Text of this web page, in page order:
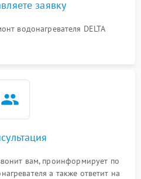
заявку
водонагревателя DELTA
вам, проинформирует по
а также ответит на